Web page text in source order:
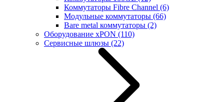
Коммутаторы Fibre Channel (6)
Модульные коммутаторы (66)
Bare metal коммутаторы (2)
Оборудование xPON (110)
Сервисные шлюзы (22)